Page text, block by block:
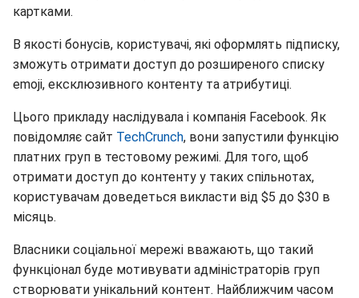
картками.
В якості бонусів, користувачі, які оформлять підписку,
зможуть отримати доступ до розширеного списку
emoji, ексклюзивного контенту та атрибутиці.
Цього прикладу наслідувала і компанія Facebook. Як
повідомляє сайт TechCrunch, вони запустили функцію
платних груп в тестовому режимі. Для того, щоб
отримати доступ до контенту у таких спільнотах,
користувачам доведеться викласти від $5 до $30 в
місяць.
Власники соціальної мережі вважають, що такий
функціонал буде мотивувати адміністраторів груп
створювати унікальний контент. Найближчим часом